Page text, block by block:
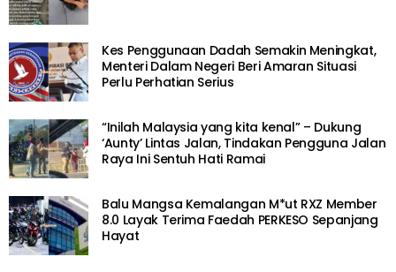
Kes Penggunaan Dadah Semakin Meningkat,
Menteri Dalam Negeri Beri Amaran Situasi
Perlu Perhatian Serius
“Inilah Malaysia yang kita kenal” – Dukung
‘Aunty’ Lintas Jalan, Tindakan Pengguna Jalan
Raya Ini Sentuh Hati Ramai
Balu Mangsa Kemalangan M*ut RXZ Member
8.0 Layak Terima Faedah PERKESO Sepanjang
Hayat